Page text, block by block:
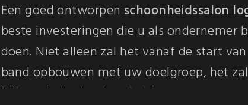
Een goed ontworpen schoonheidssalon
beste investeringen die u als ondernemer
doen. Niet alleen zal het vanaf de start
band opbouwen met uw doelgroep, het
blijvende herkenbaarheid creëren